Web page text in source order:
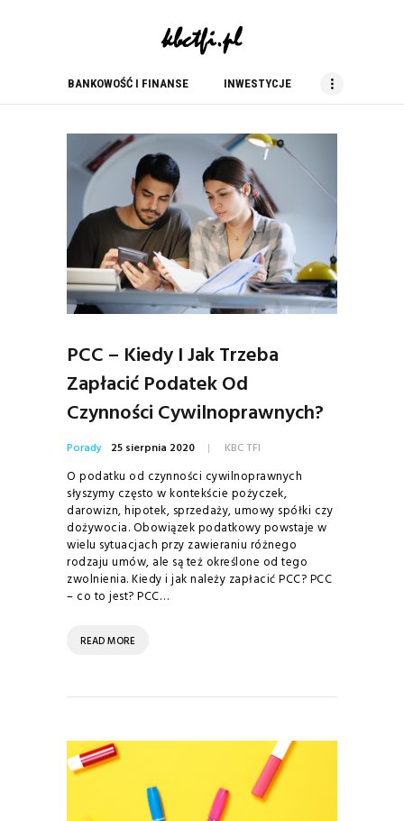
BANKOWOŚĆ I FINANSE INWESTYCJE
kbc tfi
blog finansowy
INWESTYCJE
NIERUCHOMOŚCI
PORADY
PRACA
USŁUGI
ZAKUPY
PCC – Kiedy I Jak Trzeba
Zapłacić Podatek Od
Czynności Cywilnoprawnych?
Porady 25 sierpnia 2020 KBC TFI
O podatku od czynności cywilnoprawnych
słyszymy często w kontekście pożyczek,
darowizn, hipotek, sprzedaży, umowy spółki czy
dożywocia. Obowiązek podatkowy powstaje w
wielu sytuacjach przy zawieraniu różnego
rodzaju umów, ale są też określone od tego
zwolnienia. Kiedy i jak należy zapłacić PCC? PCC
– co to jest? PCC…
READ MORE